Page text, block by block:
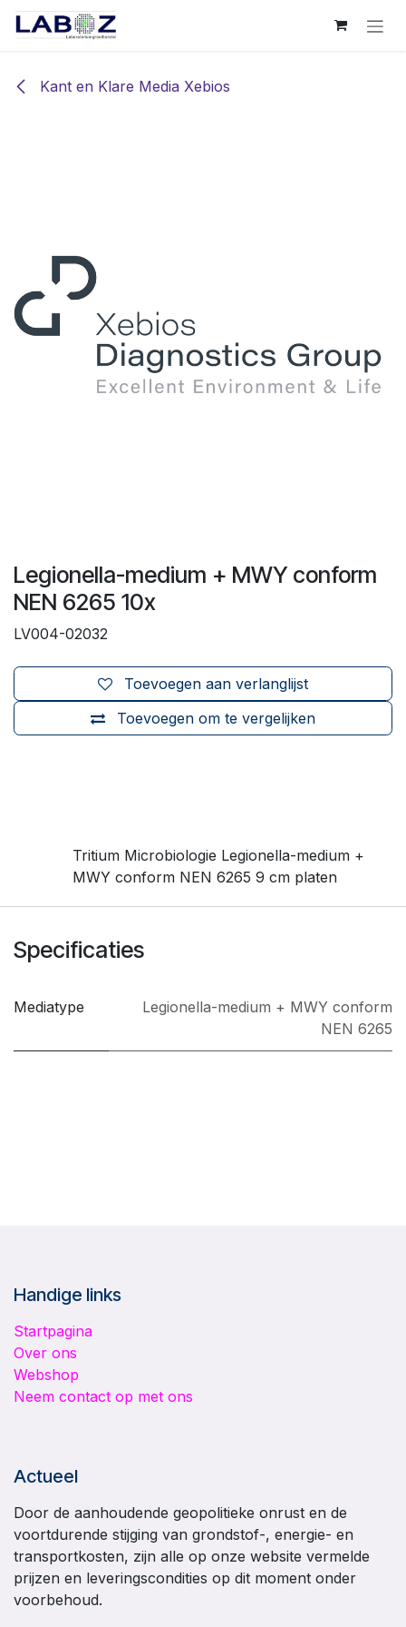
Overslaan naar inhoud
Kant en Klare Media Xebios
Legionella-medium + MWY conform
NEN 6265 10x
LV004-02032
Toevoegen om te vergelijken
Toevoegen aan verlanglijst
Tritium Microbiologie Legionella-medium +
MWY conform NEN 6265 9 cm platen
Specificaties
Mediatype
Legionella-medium + MWY conform
NEN 6265
Handige links
Startpagina
Over ons
Webshop
Neem contact op met ons
Actueel
Door de aanhoudende geopolitieke onrust en de
voortdurende stijging van grondstof-, energie- en
transportkosten, zijn alle op onze website vermelde
prijzen en leveringscondities op dit moment onder
voorbehoud.